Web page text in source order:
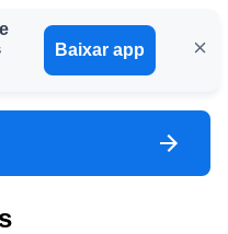
Baixar app
Entrar